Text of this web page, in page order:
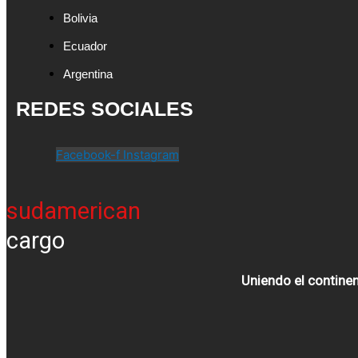
Bolivia
Ecuador
Argentina
REDES SOCIALES
Facebook-f Instagram
sudamerican
cargo
Uniendo el